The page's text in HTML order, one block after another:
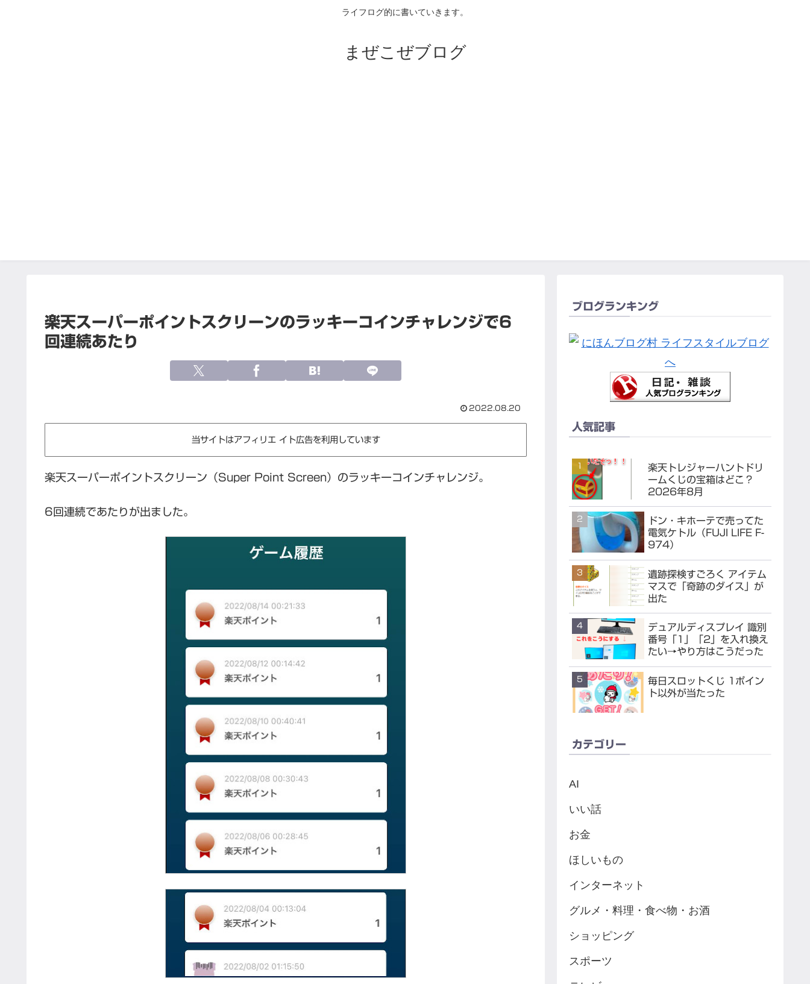
ライフログ的に書いていきます。
まぜこぜブログ
楽天スーパーポイントスクリーンのラッキーコインチャレンジで6
回連続あたり
2022.08.20
当サイトはアフィリエ イト広告を利用しています
楽天スーパーポイントスクリーン（Super Point Screen）のラッキーコインチャレンジ。
6回連続であたりが出ました。
ブログランキング
人気記事
楽天トレジャーハントドリ
ームくじの宝箱はどこ？
2026年8月
ドン・キホーテで売ってた
電気ケトル（FUJI LIFE F-
974）
遺跡探検すごろく アイテム
マスで「奇跡のダイス」が
出た
デュアルディスプレイ 識別
番号「1」「2」を入れ換え
たい→やり方はこうだった
毎日スロットくじ 1ポイン
ト以外が当たった
カテゴリー
AI
いい話
お金
ほしいもの
インターネット
グルメ・料理・食べ物・お酒
ショッピング
スポーツ